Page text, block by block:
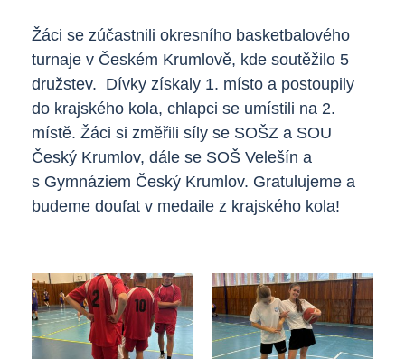
Opravář zemědělských strojů
Mechanik opravář motorových vozidel
Kuchař-číšník
Bezpečnostní služby
Kontakt
Virtuální prohlídka
Bakaláři SOŠ
Bakaláři SOU
Žáci se zúčastnili okresního basketbalového
turnaje v Českém Krumlově, kde soutěžilo 5
družstev. Dívky získaly 1. místo a postoupily
do krajského kola, chlapci se umístili na 2.
místě. Žáci si změřili síly se SOŠZ a SOU
Český Krumlov, dále se SOŠ Velešín a
s Gymnáziem Český Krumlov. Gratulujeme a
budeme doufat v medaile z krajského kola!